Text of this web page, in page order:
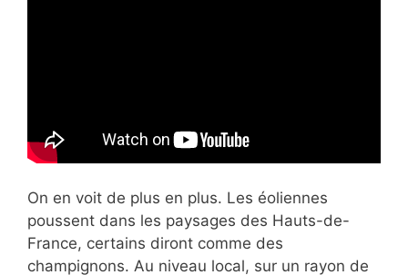
On en voit de plus en plus. Les éoliennes
poussent dans les paysages des Hauts-de-
France, certains diront comme des
champignons. Au niveau local, sur un rayon de